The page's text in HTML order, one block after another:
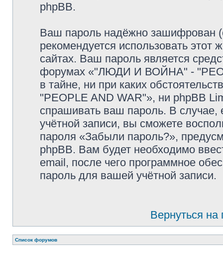
phpBB.
Ваш пароль надёжно зашифрован
рекомендуется использовать этот
сайтах. Ваш пароль является
форумах «"ЛЮДИ И ВОЙНА" -
в тайне, ни при каких
"PEOPLE AND WAR"», ни phpBB
спрашивать ваш пароль. В
учётной записи, вы сможете
пароля «Забыли пароль?»,
phpBB. Вам будет необходимо
email, после чего программное
пароль для вашей учётной записи.
Вернуться
Список форумов